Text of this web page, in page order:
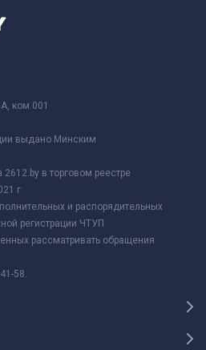
ком.001
выдано Минским
2612.by в торговом реестре
г.
и распорядительных
регистрации ЧТУП
рассматривать обращения
58.